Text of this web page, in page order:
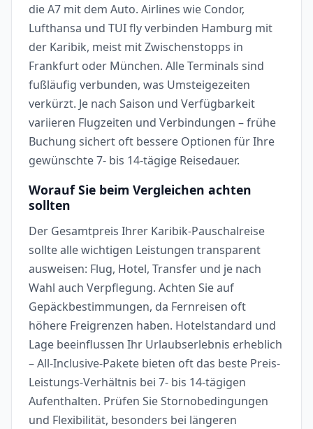
die A7 mit dem Auto. Airlines wie Condor,
Lufthansa und TUI fly verbinden Hamburg mit
der Karibik, meist mit Zwischenstopps in
Frankfurt oder München. Alle Terminals sind
fußläufig verbunden, was Umsteigezeiten
verkürzt. Je nach Saison und Verfügbarkeit
variieren Flugzeiten und Verbindungen – frühe
Buchung sichert oft bessere Optionen für Ihre
gewünschte 7- bis 14-tägige Reisedauer.
Worauf Sie beim Vergleichen achten
sollten
Der Gesamtpreis Ihrer Karibik-Pauschalreise
sollte alle wichtigen Leistungen transparent
ausweisen: Flug, Hotel, Transfer und je nach
Wahl auch Verpflegung. Achten Sie auf
Gepäckbestimmungen, da Fernreisen oft
höhere Freigrenzen haben. Hotelstandard und
Lage beeinflussen Ihr Urlaubserlebnis erheblich
– All-Inclusive-Pakete bieten oft das beste Preis-
Leistungs-Verhältnis bei 7- bis 14-tägigen
Aufenthalten. Prüfen Sie Stornobedingungen
und Flexibilität, besonders bei längeren